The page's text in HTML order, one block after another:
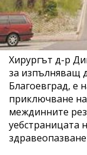
Хирургът д-р
за изпълняващ
Благоевград, е
приключване
междинните
уебстраницата